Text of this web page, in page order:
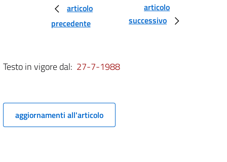
13
17
articolo
precedente
articolo
successivo
Testo in vigore dal: 27-7-1988
aggiornamenti all'articolo